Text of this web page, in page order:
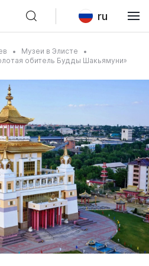
ru
Музеи в Элисте
обитель Будды Шакьямуни»